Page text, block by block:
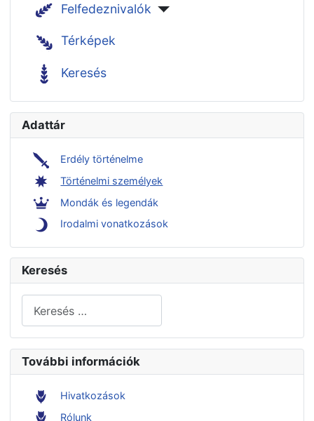
Felfedeznivalók
Térképek
Keresés
Adattár
Erdély történelme
Történelmi személyek
Mondák és legendák
Irodalmi vonatkozások
Keresés
További információk
Hivatkozások
Rólunk